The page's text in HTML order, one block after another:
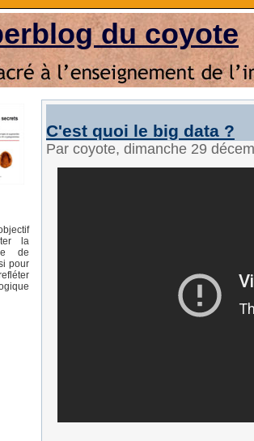
du coyote
la
de
pour
C'est quoi le big data ?
Par coyote, dimanche 29